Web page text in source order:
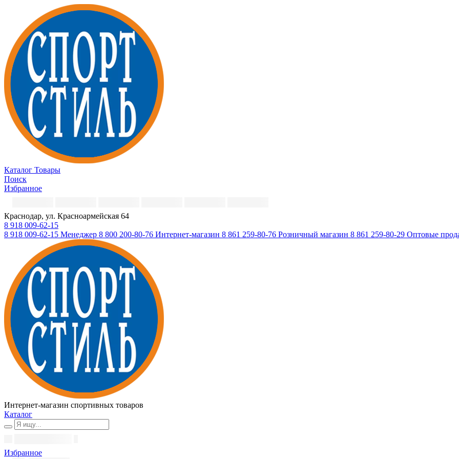
Каталог Товары
Поиск
Избранное
Краснодар, ул. Красноармейская 64
8 918 009-62-15
8 918 009-62-15 Менеджер 8 800 200-80-76 Интернет-магазин 8 861 259-80-76 Розничный магазин 8 861 259-80-29 Оптовые
Интернет-магазин спортивных товаров
Каталог
Избранное